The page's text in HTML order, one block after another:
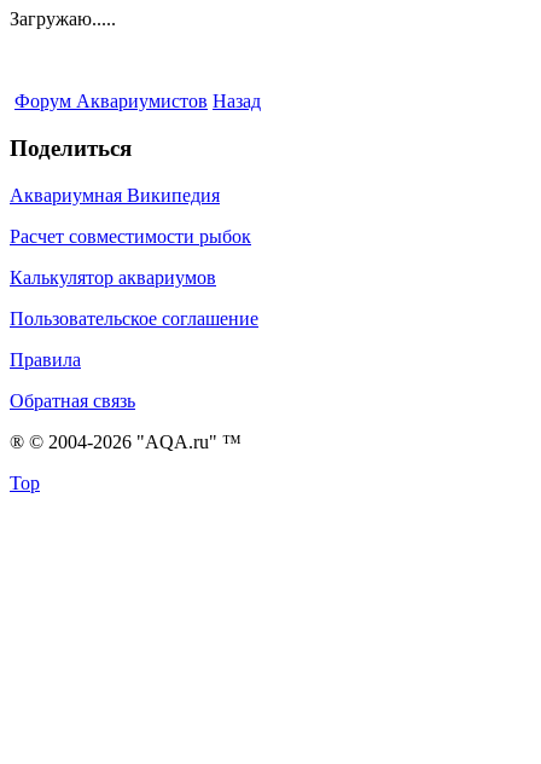
Загружаю.....
Форум Аквариумистов Назад
Поделиться
Аквариумная Википедия
Расчет совместимости рыбок
Калькулятор аквариумов
Пользовательское соглашение
Правила
Обратная связь
® © 2004-2026 "AQA.ru" ™
Top